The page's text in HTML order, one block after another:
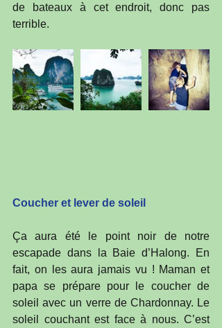
de bateaux à cet endroit, donc pas
terrible.
Coucher et lever de soleil
Ça aura été le point noir de notre
escapade dans la Baie d’Halong. En
fait, on les aura jamais vu ! Maman et
papa se prépare pour le coucher de
soleil avec un verre de Chardonnay. Le
soleil couchant est face à nous. C’est